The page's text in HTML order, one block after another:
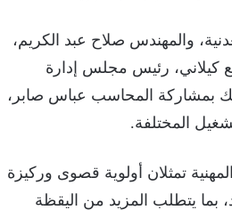
والمهندس صلاح عبد الكريم،
كيلاني، رئيس مجلس إدارة
بمشاركة المحاسب عباس صابر،
المختلفة.
تمثلان أولوية قصوى وركيزة
بما يتطلب المزيد من اليقظة